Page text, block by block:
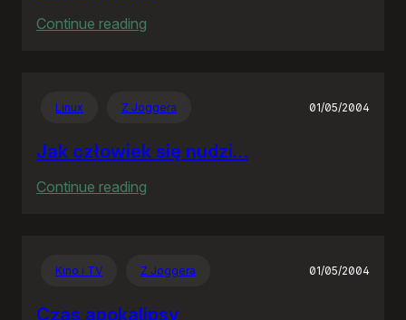
Continue reading
Linux Z Joggera 01/05/2004
Jak człowiek się nudzi…
Continue reading
nudzi…
Kino i TV Z Joggera 01/05/2004
Czas apokalipsy